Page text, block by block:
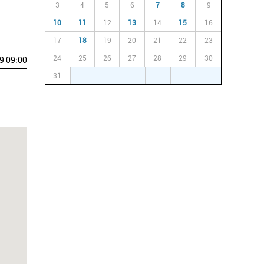
09:00
3 4 5 6 7 8 9
10 11 12 13 14 15 16
17 18 19 20 21 22 23
24 25 26 27 28 29 30
31